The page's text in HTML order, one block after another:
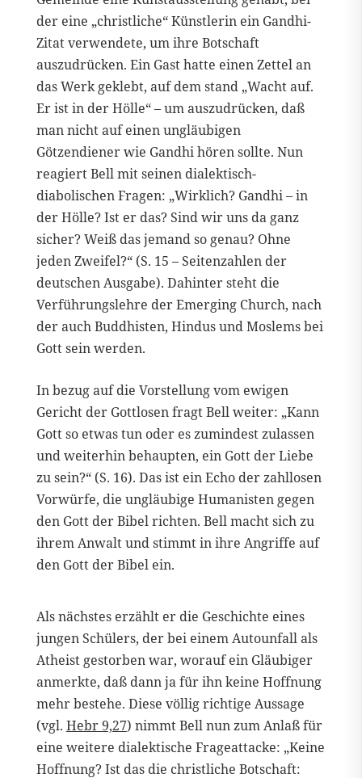
der eine „christliche“ Künstlerin ein Gandhi-
Zitat verwendete, um ihre Botschaft
auszudrücken. Ein Gast hatte einen Zettel an
das Werk geklebt, auf dem stand „Wacht auf.
Er ist in der Hölle“ – um auszudrücken, daß
man nicht auf einen ungläubigen
Götzendiener wie Gandhi hören sollte. Nun
reagiert Bell mit seinen dialektisch-
diabolischen Fragen: „Wirklich? Gandhi – in
der Hölle? Ist er das? Sind wir uns da ganz
sicher? Weiß das jemand so genau? Ohne
jeden Zweifel?“ (S. 15 – Seitenzahlen der
deutschen Ausgabe). Dahinter steht die
Verführungslehre der Emerging Church, nach
der auch Buddhisten, Hindus und Moslems bei
Gott sein werden.
In bezug auf die Vorstellung vom ewigen
Gericht der Gottlosen fragt Bell weiter: „Kann
Gott so etwas tun oder es zumindest zulassen
und weiterhin behaupten, ein Gott der Liebe
zu sein?“ (S. 16). Das ist ein Echo der zahllosen
Vorwürfe, die ungläubige Humanisten gegen
den Gott der Bibel richten. Bell macht sich zu
ihrem Anwalt und stimmt in ihre Angriffe auf
den Gott der Bibel ein.
Als nächstes erzählt er die Geschichte eines
jungen Schülers, der bei einem Autounfall als
Atheist gestorben war, worauf ein Gläubiger
anmerkte, daß dann ja für ihn keine Hoffnung
mehr bestehe. Diese völlig richtige Aussage
(vgl. Hebr 9,27) nimmt Bell nun zum Anlaß für
eine weitere dialektische Frageattacke: „Keine
Hoffnung? Ist das die christliche Botschaft: